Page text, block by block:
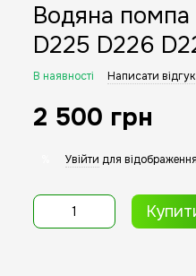
Водяна помпа
D225 D226
В наявності Написати відгук
2 500 грн
Увійти для